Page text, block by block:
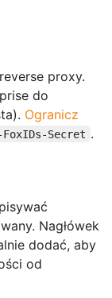
proxy.
do
Ogranicz
FoxIDs-Secret .
Nagłówek
dodać, aby
od